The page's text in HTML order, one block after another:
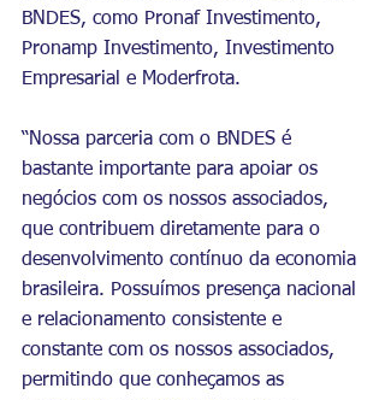
BNDES, como Pronaf Investimento,
Pronamp Investimento, Investimento
Empresarial e Moderfrota.
“Nossa parceria com o BNDES é
bastante importante para apoiar os
negócios com os nossos associados,
que contribuem diretamente para o
desenvolvimento contínuo da economia
brasileira. Possuímos presença nacional
e relacionamento consistente e
constante com os nossos associados,
permitindo que conheçamos as